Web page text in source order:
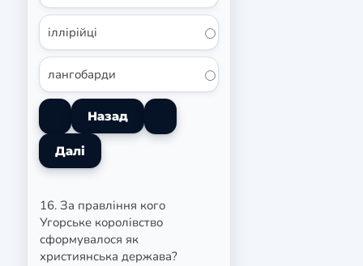
іллірійці
лангобарди
16. За правління кого
Угорське королівство
сформувалося як
християнська держава?